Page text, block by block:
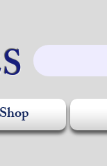
Shop